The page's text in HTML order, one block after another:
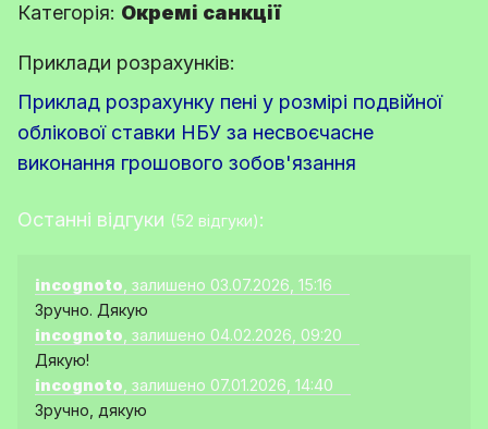
Категорія: Окремі санкції
Приклади розрахунків:
Приклад розрахунку пені у розмірі подвійної
облікової ставки НБУ за несвоєчасне
виконання грошового зобов'язання
Останні відгуки (52 відгуки):
incognoto , залишено 03.07.2026, 15:16
Зручно. Дякую
incognoto , залишено 04.02.2026, 09:20
Дякую!
incognoto , залишено 07.01.2026, 14:40
Зручно, дякую